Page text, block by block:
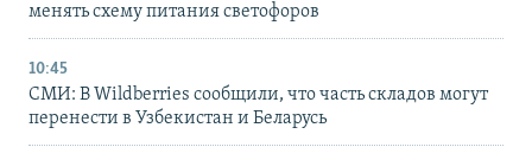
менять схему питания светофоров
10:45
СМИ: В Wildberries сообщили, что часть складов могут
перенести в Узбекистан и Беларусь